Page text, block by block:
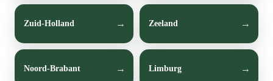
Zuid-Holland Zeeland
Noord-Brabant Limburg